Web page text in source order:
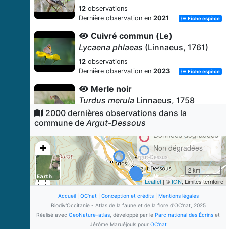
12 observations
Dernière observation en 2021 Fiche espèce
Cuivré commun (Le)
Lycaena phlaeas (Linnaeus, 1761)
12 observations
Dernière observation en 2023 Fiche espèce
Merle noir
Turdus merula Linnaeus, 1758
10observations
Dernière observation en
Mésange charbonnière
Parus majorLinnaeus, 1758
8observations
Dernière observation en2016 Fiche espèce
Verdier d'Europe
Chloris chloris(Linnaeus, 1758)
observations
2000 dernières observations dans la
commune deArgut-Dessous
+
Données dégradées
Non dégradées
2 km
Leaflet | © IGN, Limites territoire
Accueil| OC'nat| Conception et crédits| Mentions légales
Biodiv'Occitanie - Atlas de la faune et de la flore d'OC'nat, 2025
Réalisé avec GeoNature-atlas , développé par le Parc national des Écrins et
Jérôme Maruéjouls pour OC'nat